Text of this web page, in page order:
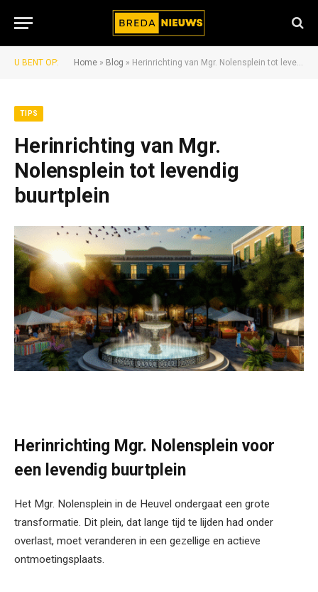
U BENT OP: Home » Blog » Herinrichting van Mgr. Nolensplein tot levendig buurtplein
TIPS
Herinrichting van Mgr.
Nolensplein tot levendig
buurtplein
Herinrichting Mgr. Nolensplein voor
een levendig buurtplein
Het Mgr. Nolensplein in de Heuvel ondergaat een grote
transformatie. Dit plein, dat lange tijd te lijden had onder
overlast, moet veranderen in een gezellige en actieve
ontmoetingsplaats.